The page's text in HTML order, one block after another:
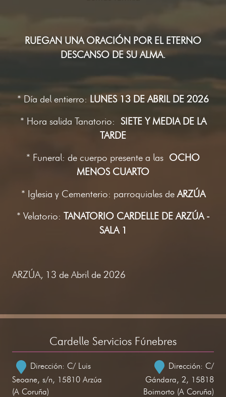
RUEGAN UNA ORACIÓN POR EL ETERNO
DESCANSO DE SU ALMA.
* Día del entierro: LUNES 13 DE ABRIL DE 2026
* Hora salida Tanatorio: SIETE Y MEDIA DE LA
TARDE
* Funeral: de cuerpo presente a las OCHO
MENOS CUARTO
* Iglesia y Cementerio: parroquiales deARZÚA
* Velatorio: TANATORIO CARDELLE DE ARZÚA -
SALA 1
ARZÚA, 13 de Abril de 2026
Cardelle Servicios Fúnebres
Dirección: C/ Luis
Seoane, s/n, 15810 Arzúa
(A Coruña)
Dirección: C/
Gándara, 2, 15818
Boimorto (A Coruña)